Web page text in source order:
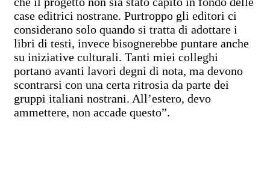
case editrici nostrane. Purtroppo gli editori ci
considerano solo quando si tratta di adottare i
libri di testi, invece bisognerebbe puntare anche
su iniziative culturali. Tanti miei colleghi
portano avanti lavori degni di nota, ma devono
scontrarsi con una certa ritrosia da parte dei
gruppi italiani nostrani. All’estero, devo
ammettere, non accade questo”.